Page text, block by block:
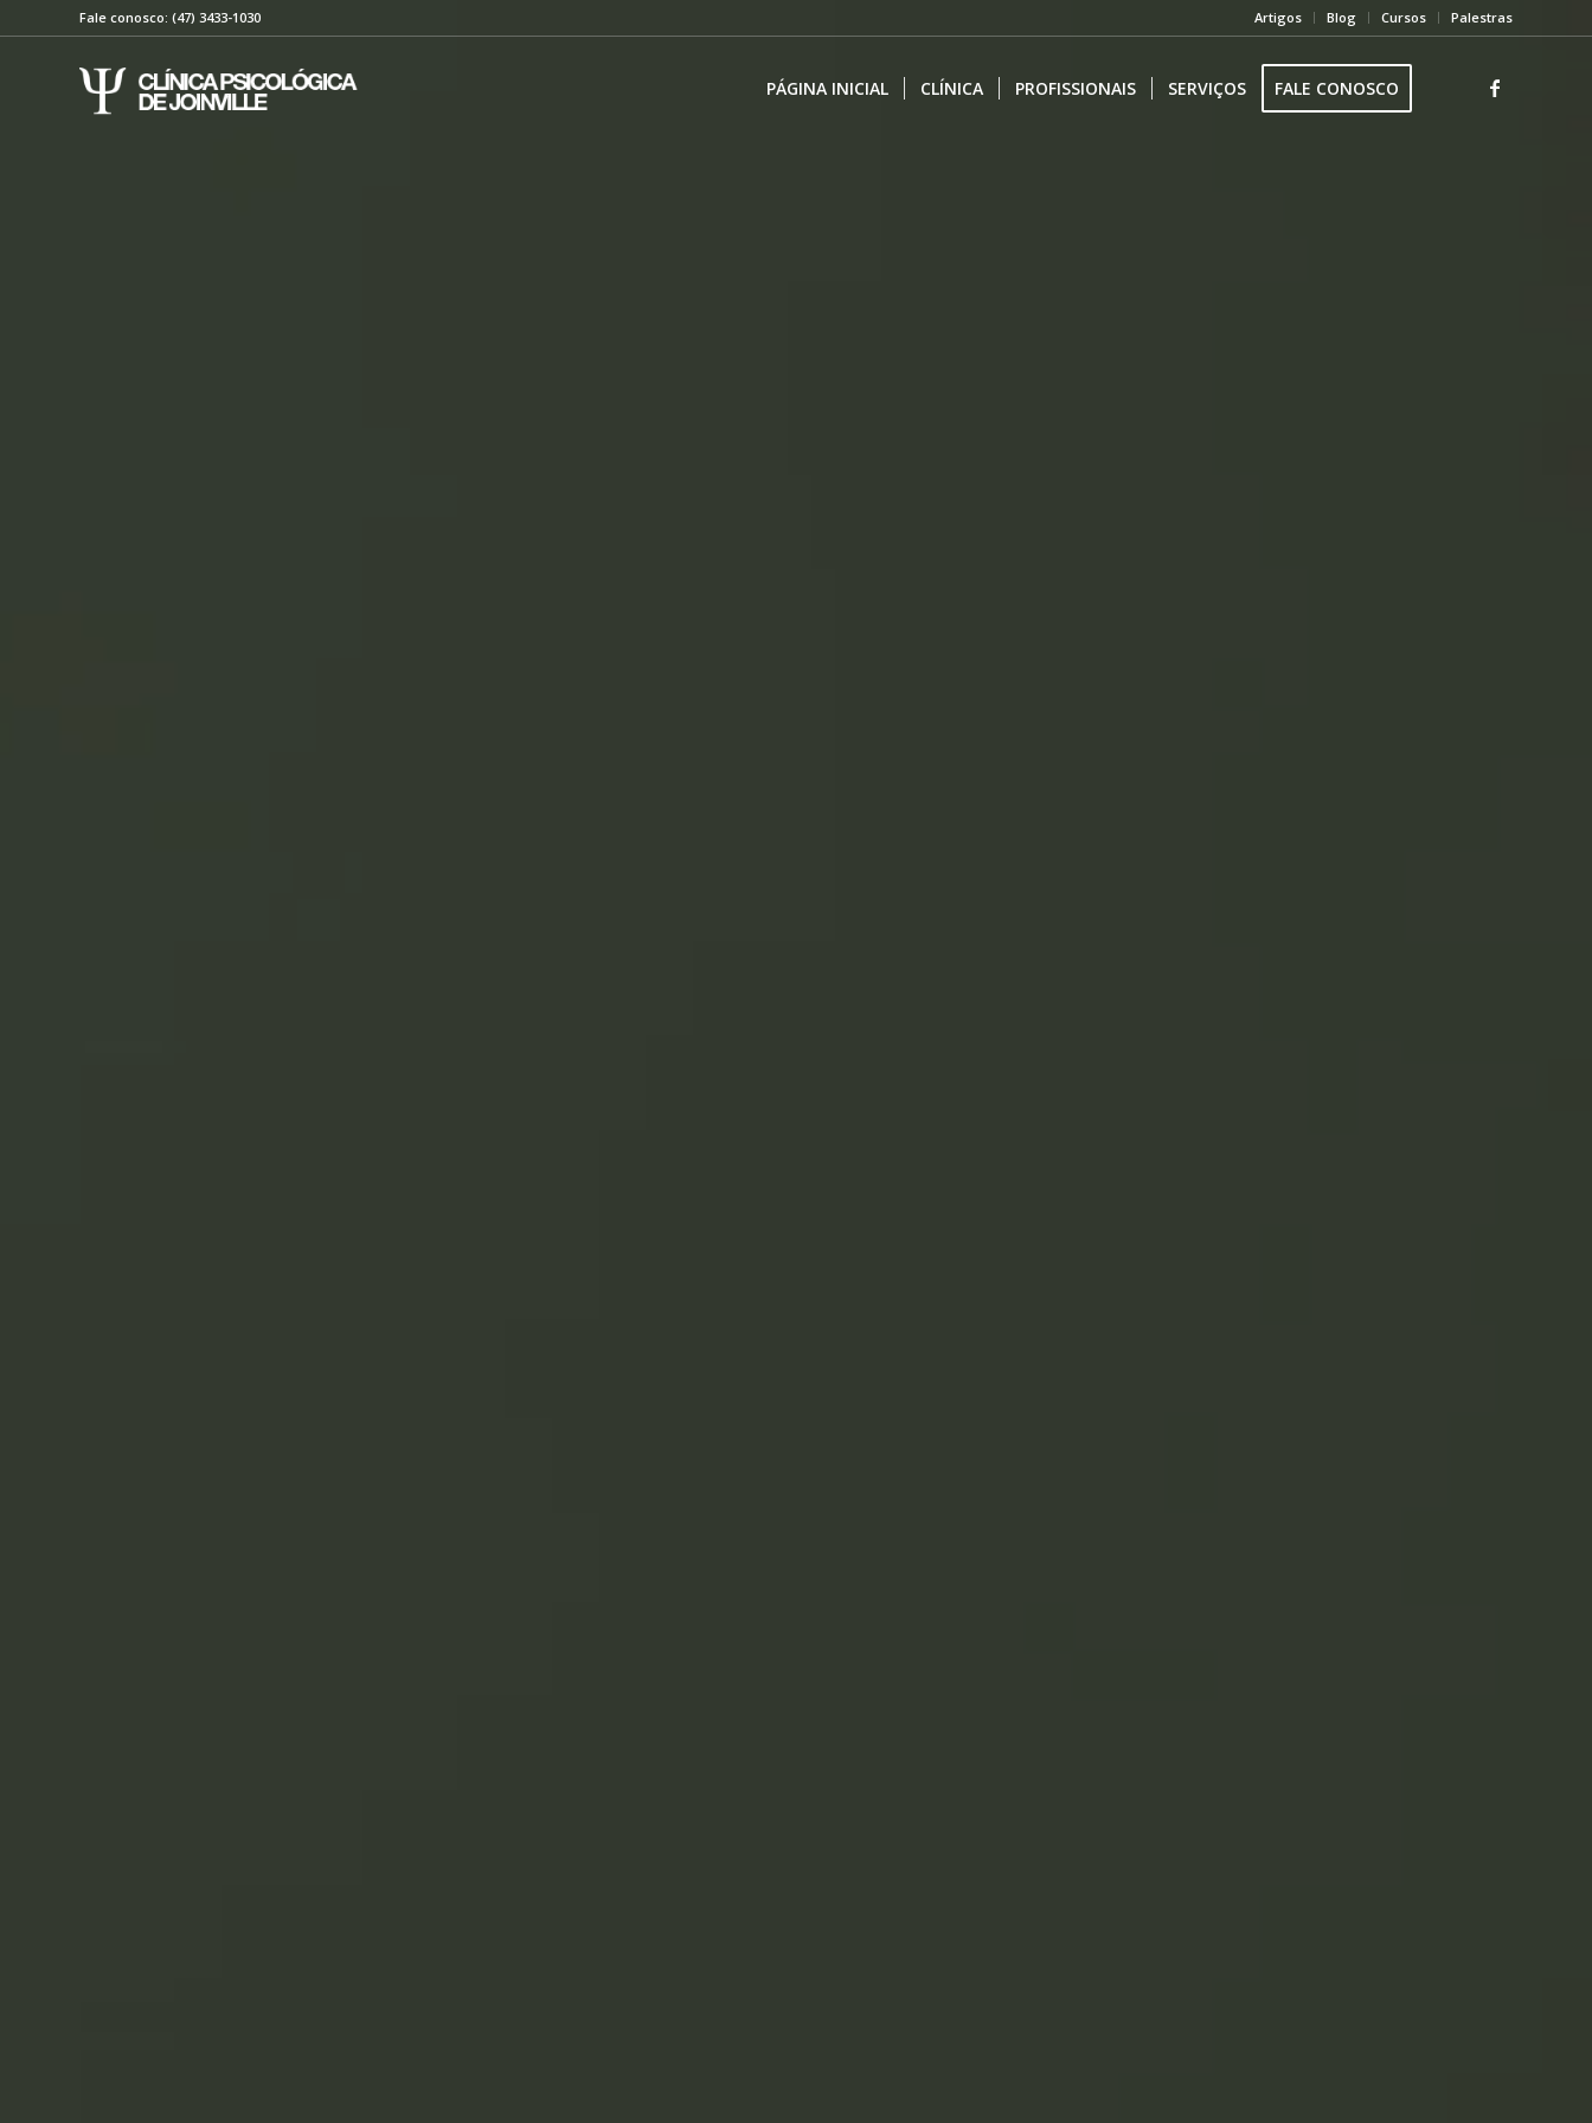
Artigos Blog Cursos Palestras
Fale conosco: (47) 3433-1030
PÁGINA INICIAL CLÍNICA PROFISSIONAIS SERVIÇOS FALE CONOSCO